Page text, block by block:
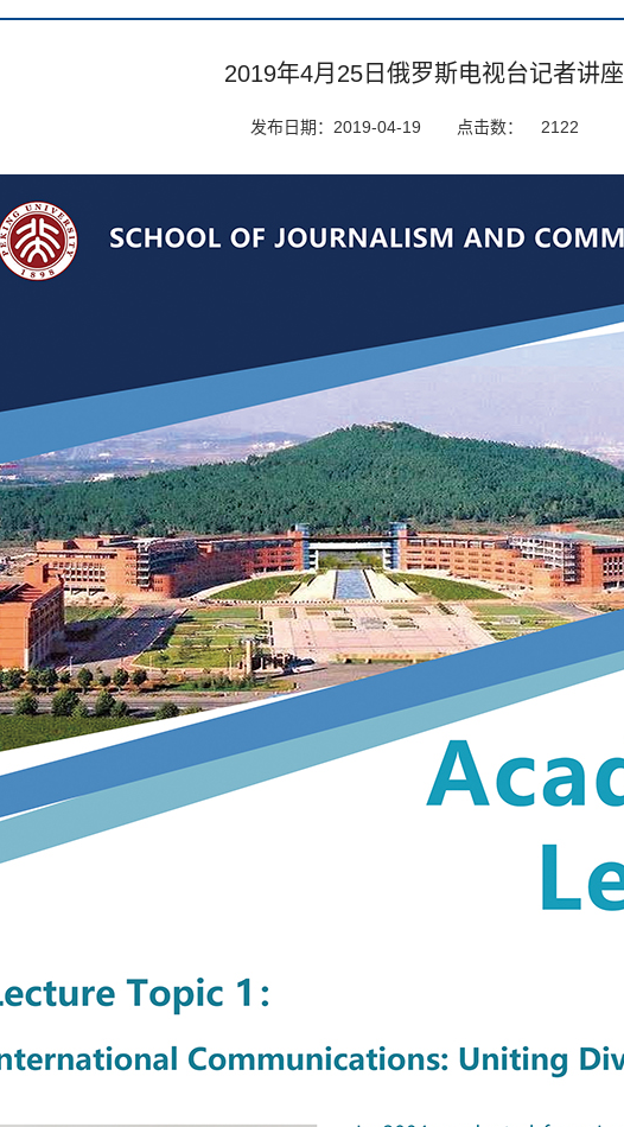
2019年4月25日俄罗斯电视台记者讲座
发布日期：2019-04-19 点击数： 2122